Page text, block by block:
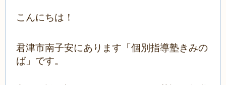
こんにちは！
君津市南子安にあります「個別指導塾きみの
ば」です。